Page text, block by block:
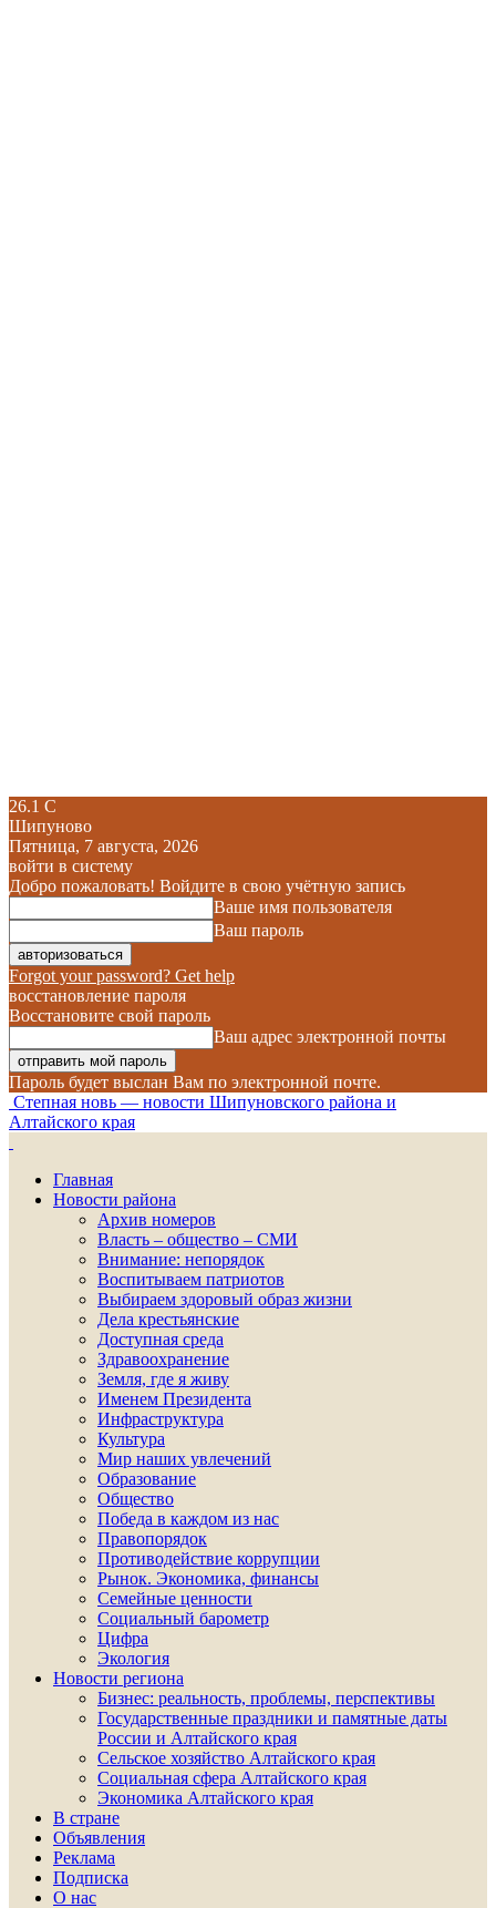
26.1 C
Шипуново
Пятница, 7 августа, 2026
войти в систему
Добро пожаловать! Войдите в свою учётную запись
Ваше имя пользователя
Ваш пароль
Forgot your password? Get help
восстановление пароля
Восстановите свой пароль
Ваш адрес электронной почты
Пароль будет выслан Вам по электронной почте.
Степная новь — новости Шипуновского района и
Алтайского края
Главная
Новости района
Архив номеров
Власть – общество – СМИ
Внимание: непорядок
Воспитываем патриотов
Выбираем здоровый образ жизни
Дела крестьянские
Доступная среда
Здравоохранение
Земля, где я живу
Именем Президента
Инфраструктура
Культура
Мир наших увлечений
Образование
Общество
Победа в каждом из нас
Правопорядок
Противодействие коррупции
Рынок. Экономика, финансы
Семейные ценности
Социальный барометр
Цифра
Экология
Новости региона
Бизнес: реальность, проблемы, перспективы
Государственные праздники и памятные даты
России и Алтайского края
Сельское хозяйство Алтайского края
Социальная сфера Алтайского края
Экономика Алтайского края
В стране
Объявления
Реклама
Подписка
О нас